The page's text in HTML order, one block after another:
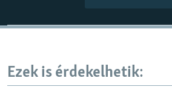
Ezek is érdekelhetik: